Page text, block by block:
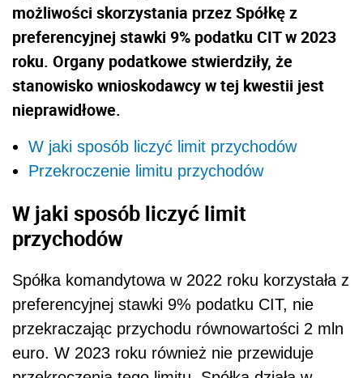
możliwości skorzystania przez Spółkę z
preferencyjnej stawki 9% podatku CIT w 2023
roku. Organy podatkowe stwierdziły, że
stanowisko wnioskodawcy w tej kwestii jest
nieprawidłowe.
W jaki sposób liczyć limit przychodów
Przekroczenie limitu przychodów
W jaki sposób liczyć limit
przychodów
Spółka komandytowa w 2022 roku korzystała z
preferencyjnej stawki 9% podatku CIT, nie
przekraczając przychodu równowartości 2 mln
euro. W 2023 roku również nie przewiduje